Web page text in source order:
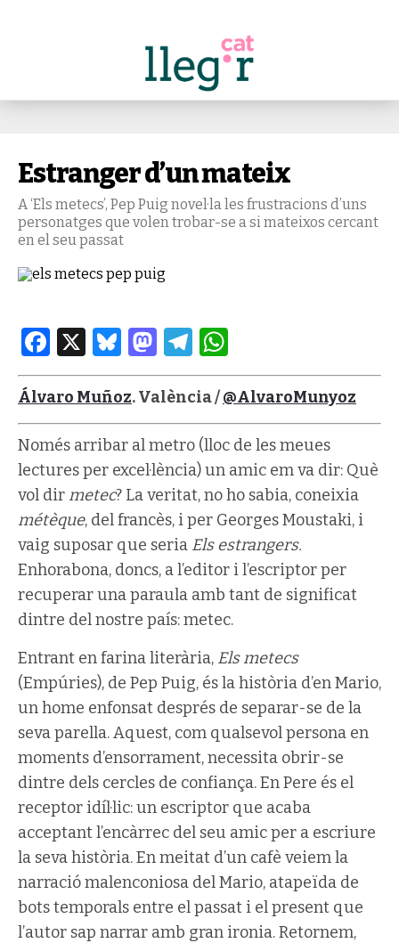
Estranger d’un mateix
A ‘Els metecs’, Pep Puig novel·la les frustracions d’uns
personatges que volen trobar-se a si mateixos cercant
en el seu passat
Facebook
X Bluesky
Mastodon
Telegram
Álvaro Muñoz. València /@AlvaroMunyoz
Només arribar al metro (lloc de les meues
lectures per excel·lència) un amic em va dir: Què
vol dirmetec? La veritat, no ho sabia, coneixia
métèque, del francès, i per Georges Moustaki, i
vaig suposar que seria Els estrangers.
Enhorabona, doncs, a l’editor i l’escriptor per
recuperar una paraula amb tant de significat
dintre del nostre país: metec.
Entrant en farina literària, Els metecs
(Empúries), de Pep Puig, és la història d’en Mario,
un home enfonsat després de separar-se de la
seva parella. Aquest, com qualsevol persona en
moments d’ensorrament, necessita obrir-se
dintre dels cercles de confiança. En Pere és el
receptor idíl·lic: un escriptor que acaba
acceptant l’encàrrec del seu amic per a escriure
la seva història. En meitat d’un cafè veiem la
narració malenconiosa del Mario, atapeïda de
bots temporals entre el passat i el present que
l’autor sap narrar amb gran ironia. Retornem,